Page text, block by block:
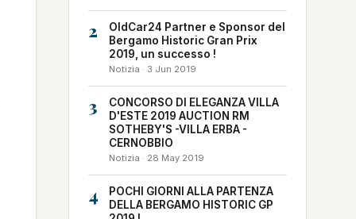
2
OldCar24 Partner e Sponsor del
Bergamo Historic Gran Prix
2019, un successo !
Notizia · 3 Jun 2019
3
CONCORSO DI ELEGANZA VILLA
D'ESTE 2019 AUCTION RM
SOTHEBY'S -VILLA ERBA -
CERNOBBIO
Notizia · 28 May 2019
4
POCHI GIORNI ALLA PARTENZA
DELLA BERGAMO HISTORIC GP